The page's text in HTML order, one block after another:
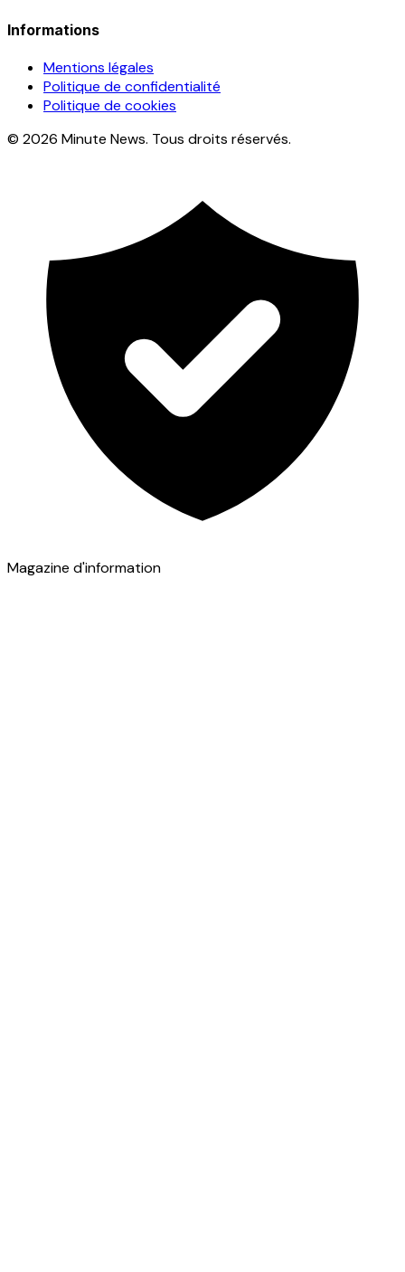
Informations
Mentions légales
Politique de confidentialité
Politique de cookies
© 2026 Minute News. Tous droits réservés.
Magazine d'information